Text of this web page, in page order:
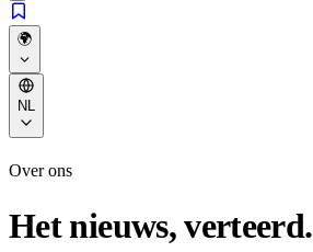
🌍
NL
Over ons
Het nieuws, verteerd.